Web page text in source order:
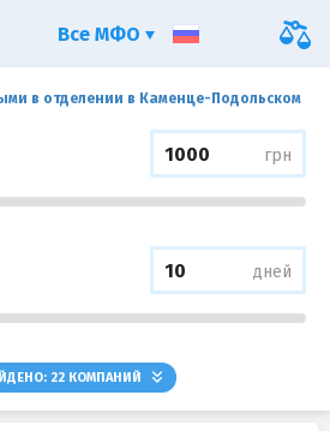
в отделении в Каменце-Подольском
грн
дней
22 КОМПАНИЙ
Все МФО